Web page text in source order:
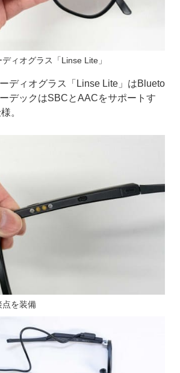
ィオグラス「Linse Lite」
ディオグラス「Linse Lite」はBlueto
デックはSBCとAACをサポートす
。
点を装備